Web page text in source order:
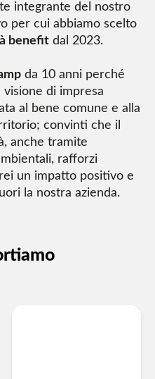
integrante del nostro
per cui abbiamo scelto
benefit dal 2023.
da 10 anni perché
di impresa
al bene comune e alla
convinti che il
anche tramite
rafforzi
un impatto positivo e
la nostra azienda.